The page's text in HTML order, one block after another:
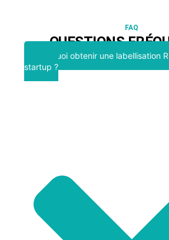
FAQ
QUESTIONS
Pourquoi obtenir une labellisation
startup ?